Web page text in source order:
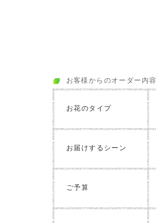
お客様からのオーダー内容
お花のタイプ
お届けするシーン
ご予算